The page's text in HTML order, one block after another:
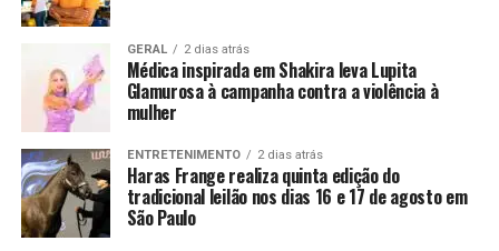
GERAL 2 dias atrás
Médica inspirada em Shakira leva Lupita
Glamurosa à campanha contra a violência à
mulher
ENTRETENIMENTO 2 dias atrás
Haras Frange realiza quinta edição do
tradicional leilão nos dias 16 e 17 de agosto em
São Paulo